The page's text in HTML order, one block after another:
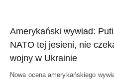
Amerykański wywiad:
NATO tej jesieni, nie
wojny w Ukrainie
Nowa ocena amerykańskiego